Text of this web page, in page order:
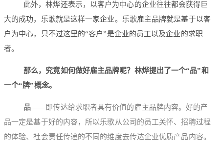
此外，林烨还表示，以客户为中心的企业往往都会获得巨
大的成功，乐歌就是这样一家企业。乐歌雇主品牌就是基于以客
户为中心，只不过这里的“客户”是企业的员工以及企业的求职
者。
那么，究竟如何做好雇主品牌呢？林烨提出了一个“品”和
一个“牌”概念。
品——即传达给求职者具有价值的雇主品牌内容。好的产
品一定是基于好的内容，所以乐歌从公司的员工关怀、招聘过程
的体验、社会责任传递的不同的维度去传达企业优质产品内容。